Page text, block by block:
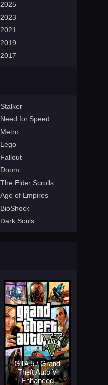
2025
2023
2021
2019
2017
Stalker
Need for Speed
Metro
Lego
Fallout
Doom
The Elder Scrolls
Age of Empires
BioShock
Dark Souls
GTA 5 / Grand
Theft Auto V
Enhanced